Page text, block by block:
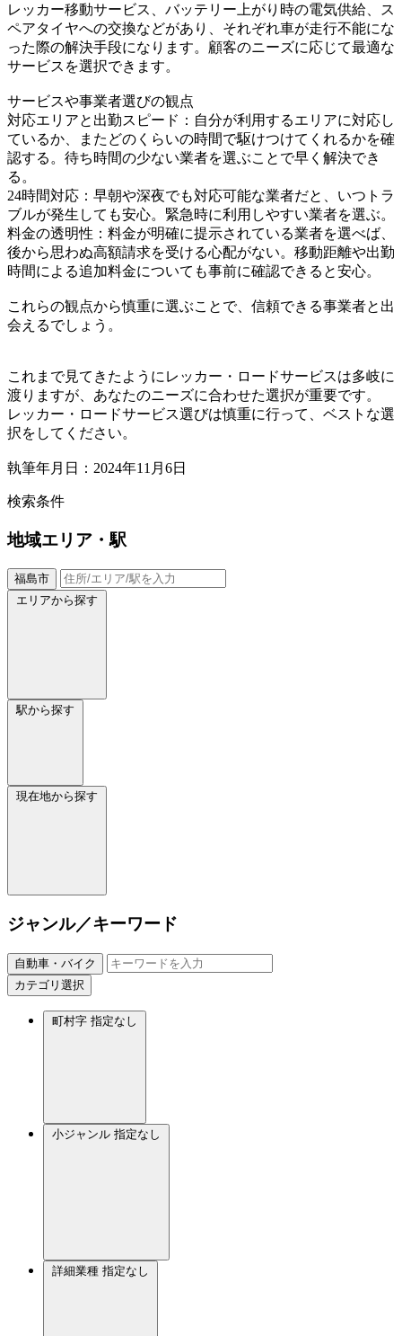
レッカー移動サービス、バッテリー上がり時の電気供給、ス
ペアタイヤへの交換などがあり、それぞれ車が走行不能にな
った際の解決手段になります。顧客のニーズに応じて最適な
サービスを選択できます。
サービスや事業者選びの観点
対応エリアと出勤スピード：自分が利用するエリアに対応し
ているか、またどのくらいの時間で駆けつけてくれるかを確
認する。待ち時間の少ない業者を選ぶことで早く解決でき
る。
24時間対応：早朝や深夜でも対応可能な業者だと、いつトラ
ブルが発生しても安心。緊急時に利用しやすい業者を選ぶ。
料金の透明性：料金が明確に提示されている業者を選べば、
後から思わぬ高額請求を受ける心配がない。移動距離や出勤
時間による追加料金についても事前に確認できると安心。
これらの観点から慎重に選ぶことで、信頼できる事業者と出
会えるでしょう。
これまで見てきたようにレッカー・ロードサービスは多岐に
渡りますが、あなたのニーズに合わせた選択が重要です。
レッカー・ロードサービス選びは慎重に行って、ベストな選
択をしてください。
執筆年月日：2024年11月6日
検索条件
地域エリア・駅
福島市
エリアから探す
駅から探す
現在地から探す
ジャンル／キーワード
自動車・バイク
カテゴリ選択
町村字 指定なし
小ジャンル 指定なし
詳細業種 指定なし